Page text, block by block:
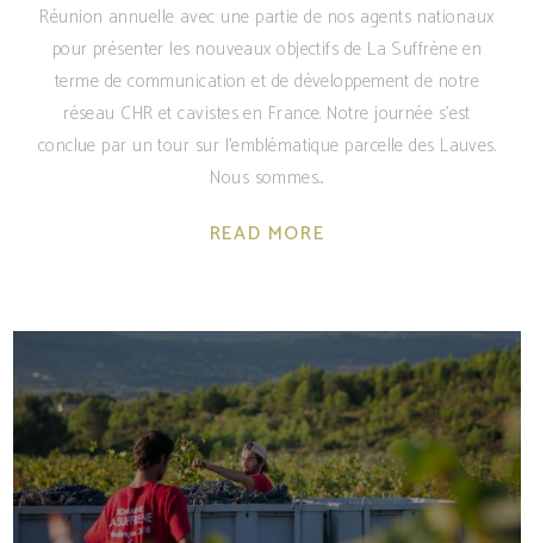
Réunion annuelle avec une partie de nos agents nationaux
pour présenter les nouveaux objectifs de La Suffrène en
terme de communication et de développement de notre
réseau CHR et cavistes en France. Notre journée s'est
conclue par un tour sur l'emblématique parcelle des Lauves.
Nous sommes
READ MORE